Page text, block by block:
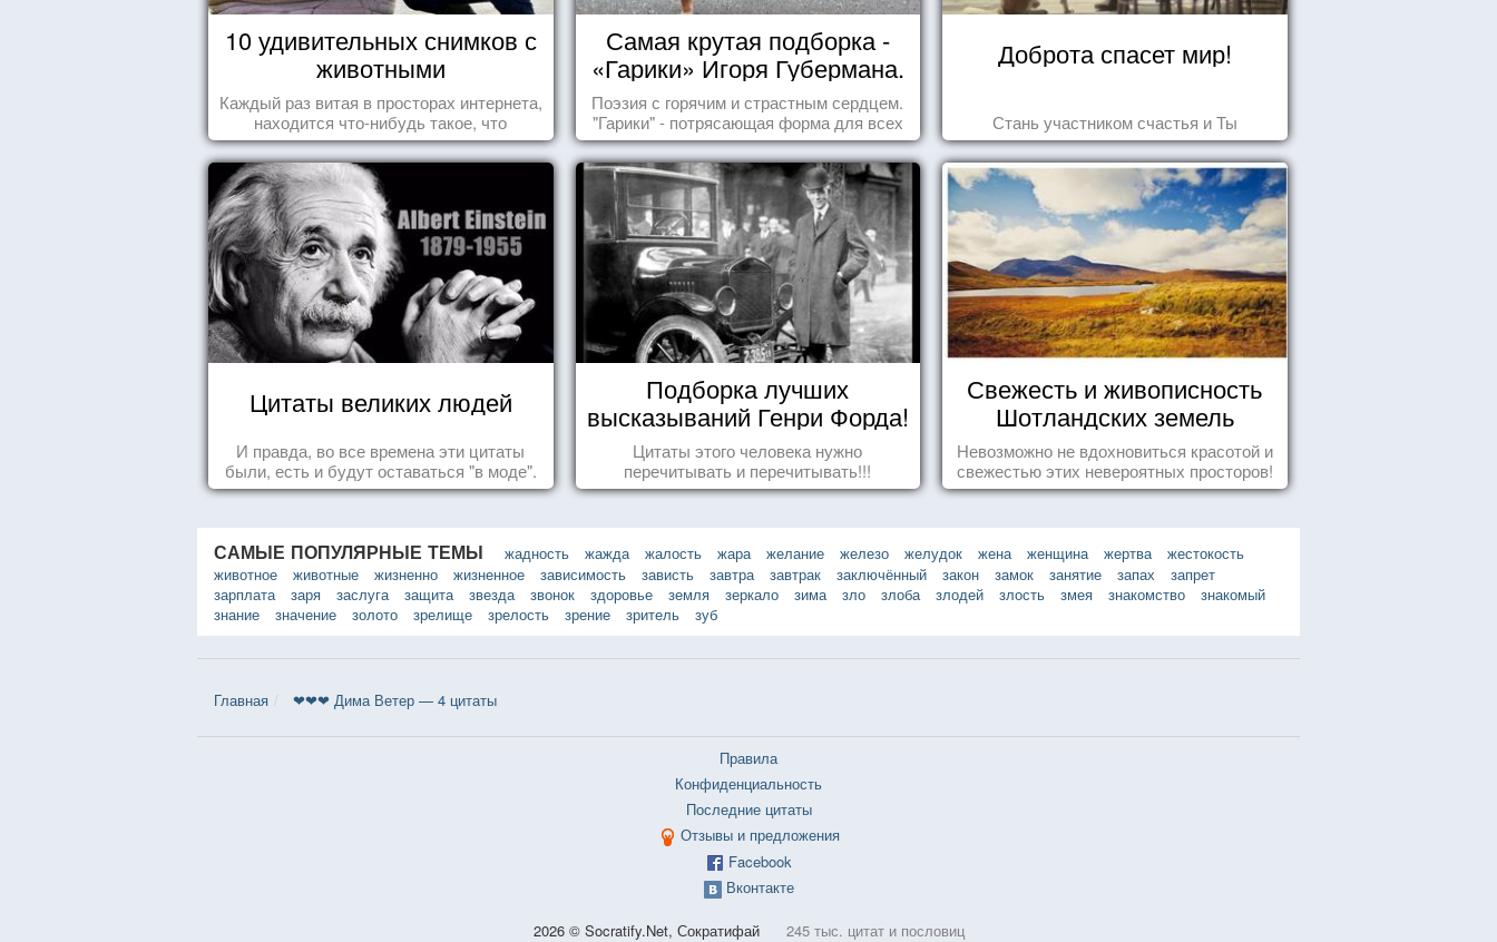
10 удивительных снимков с
животными
Каждый раз витая в просторах интернета,
находится что-нибудь такое, что
заставляет улыбнуться, удивиться,
восхититься...
Самая крутая подборка -
«Гарики» Игоря Губермана.
Читайте, получайте
удовольствие!
Поэзия с горячим и страстным сердцем.
"Гарики" - потрясающая форма для всех
случаев жизни.
Доброта спасет мир!
Стань участником счастья и Ты
Цитаты великих людей
И правда, во все времена эти цитаты
были, есть и будут оставаться "в моде".
Подборка лучших
высказываний Генри Форда!
Цитаты этого человека нужно
перечитывать и перечитывать!!!
Свежесть и живописность
Шотландских земель
Невозможно не вдохновиться красотой и
свежестью этих невероятных просторов!
САМЫЕ ПОПУЛЯРНЫЕ ТЕМЫ жадность жажда жалость жара желание железо желудок жена женщина жертва
жестокость
животное
животные жизненно жизненное зависимость зависть завтра завтрак заключённый закон замок занятие запах
запрет
зарплата
заря заслуга защита звезда звонок здоровье земля зеркало зима зло злоба злодей злость змея знакомство
знакомый
знание
значение золото зрелище зрелость зрение зритель зуб
Главная ❤❤❤ Дима Ветер — 4 цитаты
Правила
Конфиденциальность
Последние цитаты
Отзывы и предложения
Facebook
Вконтакте
2026 © Socratify.Net, Сократифай 245 тыс. цитат и пословиц